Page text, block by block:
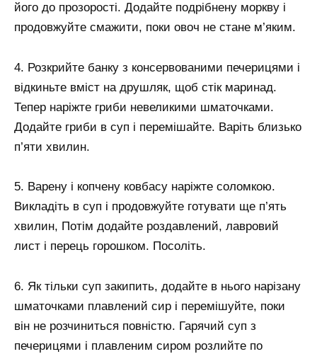
його до прозорості. Додайте подрібнену моркву і
продовжуйте смажити, поки овоч не стане м’яким.
4. Розкрийте банку з консервованими печерицями і
відкиньте вміст на друшляк, щоб стік маринад.
Тепер наріжте гриби невеликими шматочками.
Додайте гриби в суп і перемішайте. Варіть близько
п’яти хвилин.
5. Варену і копчену ковбасу наріжте соломкою.
Викладіть в суп і продовжуйте готувати ще п’ять
хвилин, Потім додайте роздавлений, лавровий
лист і перець горошком. Посоліть.
6. Як тільки суп закипить, додайте в нього нарізану
шматочками плавлений сир і перемішуйте, поки
він не розчиниться повністю. Гарячий суп з
печерицями і плавленим сиром розлийте по